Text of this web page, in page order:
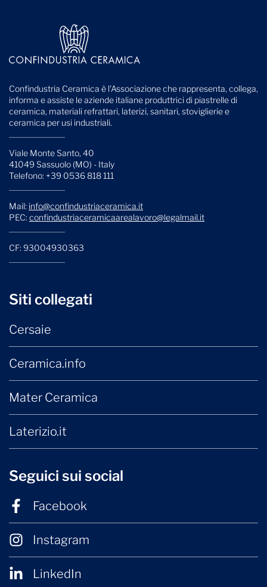
Confindustria Ceramica è l'Associazione che rappresenta, collega,
informa e assiste le aziende italiane produttrici di piastrelle di
ceramica, materiali refrattari, laterizi, sanitari, stoviglierie e
ceramica per usi industriali.
Viale Monte Santo, 40
41049 Sassuolo (MO) - Italy
Telefono: +39 0536 818 111
Mail: info@confindustriaceramica.it
PEC: confindustriaceramicaarealavoro@legalmail.it
CF: 93004930363
Siti collegati
Cersaie
Ceramica.info
Mater Ceramica
Laterizio.it
Seguici sui social
Facebook
Instagram
LinkedIn